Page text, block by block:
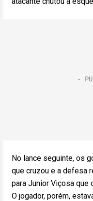
No lance seguinte, os
que cruzou e a defesa
para Junior Viçosa que
O jogador, porém,